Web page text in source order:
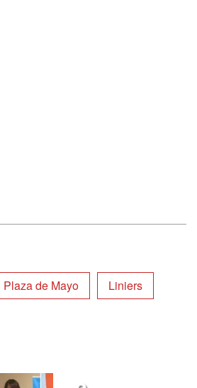
Plaza de Mayo Liniers